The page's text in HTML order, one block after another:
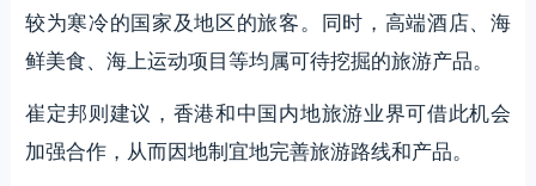
较为寒冷的国家及地区的旅客。同时，高端酒店、海
鲜美食、海上运动项目等均属可待挖掘的旅游产品。
崔定邦则建议，香港和中国内地旅游业界可借此机会
加强合作，从而因地制宜地完善旅游路线和产品。